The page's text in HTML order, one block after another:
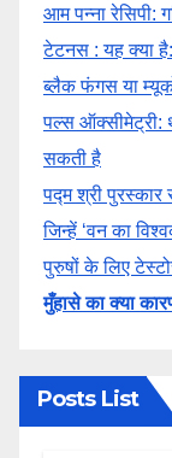
आम पन्ना रेसिपी:
टेटनस : यह क्या
ब्लैक फंगस या
पल्स ऑक्सीमेट्री:
सकती है
पद्म श्री पुरस्कार
जिन्हें ‘वन का
पुरुषों के लिए
मुँहासे का क्या
Posts List